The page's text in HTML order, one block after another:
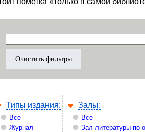
Типы издания:
Все
Журнал
Залы:
Все
Зал литературы по